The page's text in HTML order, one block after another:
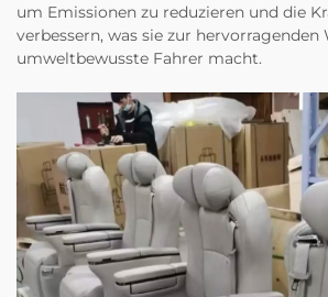
um Emissionen zu reduzieren und die
verbessern, was sie zur hervorragenden
umweltbewusste Fahrer macht.